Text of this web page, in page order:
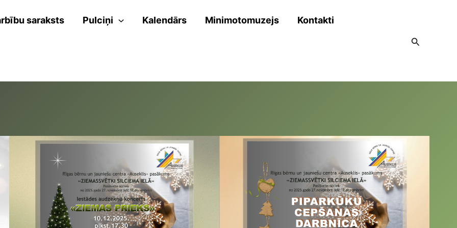
saraksts Pulciņi Kalendārs Minimotomuzejs Kontakti
Search